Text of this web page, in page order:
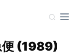
便 (1989)